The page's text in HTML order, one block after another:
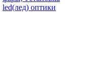
led(лед) оптики